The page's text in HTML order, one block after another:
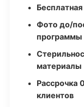
Фото до/
программы
материалы
Рассрочка
клиентов